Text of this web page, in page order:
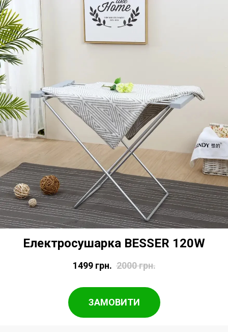
Електросушарка BESSER 120W
1499 грн. 2000грн.
ЗАМОВИТИ